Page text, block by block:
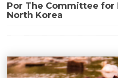
Por The Committee for
North Korea